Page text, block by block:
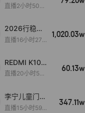
直播2小时50分
2026行稳致
远
直播16小时27
1,020.03w
REDMI K100
Pro系列新品
启！
直播20小时53
60.13w
李宁儿童门店
爆款赤兔8pr
直播15小时59
347.11w